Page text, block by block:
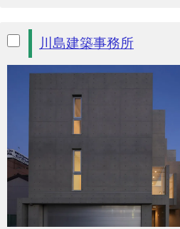
川島建築事務所